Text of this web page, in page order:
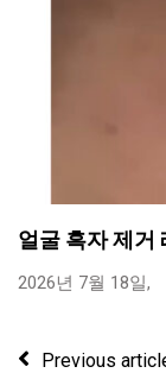
얼굴 흑자 제거
2026년 7월 18일,
Previous